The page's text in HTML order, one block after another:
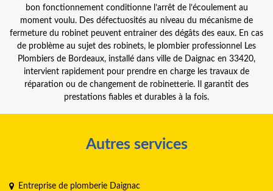
bon fonctionnement conditionne l’arrêt de l’écoulement au
moment voulu. Des défectuosités au niveau du mécanisme de
fermeture du robinet peuvent entrainer des dégâts des eaux. En cas
de problème au sujet des robinets, le plombier professionnel Les
Plombiers de Bordeaux, installé dans ville de Daignac en 33420,
intervient rapidement pour prendre en charge les travaux de
réparation ou de changement de robinetterie. Il garantit des
prestations fiables et durables à la fois.
Autres services
Entreprise de plomberie Daignac